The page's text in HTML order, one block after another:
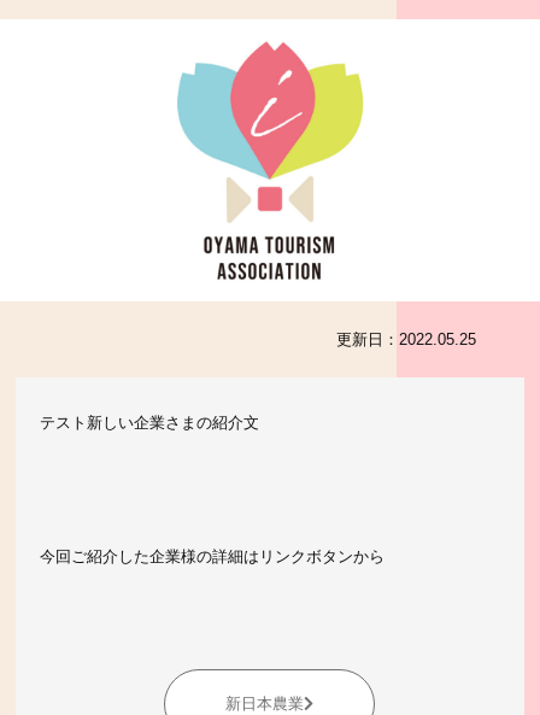
更新日： 2022.05.25
テスト新しい企業さまの紹介文
今回ご紹介した企業様の詳細はリンクボタンから
新日本農業